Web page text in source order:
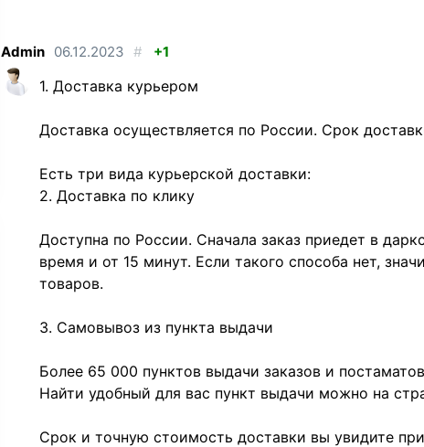
Admin 06.12.2023 # +1
1. Доставка курьером
Доставка осуществляется по России. Срок
Есть три вида курьерской доставки:
2. Доставка по клику
Доступна по России. Сначала заказ приедет в
время и от 15 минут. Если такого способа нет,
товаров.
3. Самовывоз из пункта выдачи
Более 65 000 пунктов выдачи заказов и
Найти удобный для вас пункт выдачи можно на
Срок и точную стоимость доставки вы увидите